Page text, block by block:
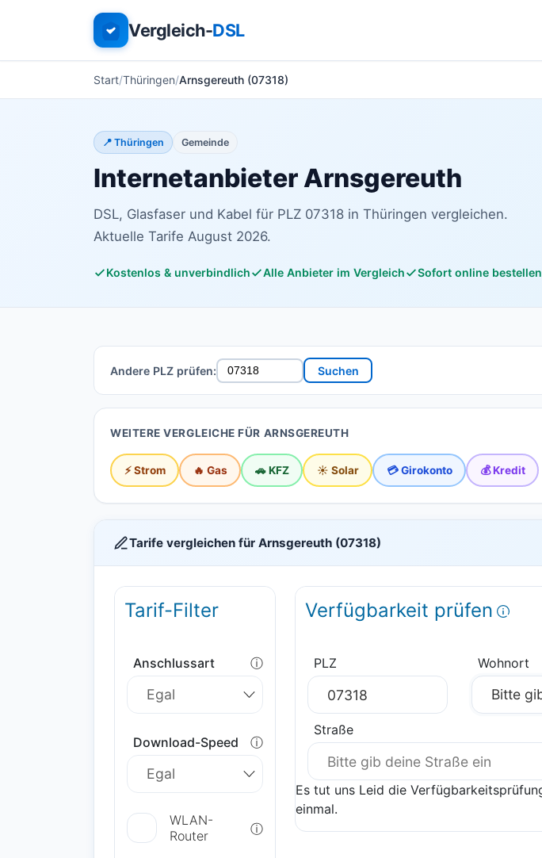
Vergleich-DSL
Start Thüringen Arnsgereuth (07318)
📍 Thüringen Gemeinde
Internetanbieter Arnsgereuth
DSL, Glasfaser und Kabel für PLZ 07318 in Thüringen vergleichen.
Aktuelle Tarife August 2026.
Kostenlos & unverbindlich Alle Anbieter im Vergleich Sofort online bestellen
Andere PLZ prüfen: Suchen
WEITERE VERGLEICHE FÜR ARNSGEREUTH
⚡ Strom 🔥 Gas 🚗 KFZ ☀️ Solar 💳 Girokonto 💰 Kredit
Tarife vergleichen für Arnsgereuth (07318)